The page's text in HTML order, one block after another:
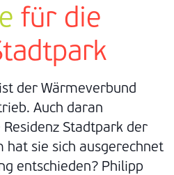
für die
der Wärmeverbund
Auch daran
Stadtpark der
hat sie sich ausgerechnet
entschieden? Philipp